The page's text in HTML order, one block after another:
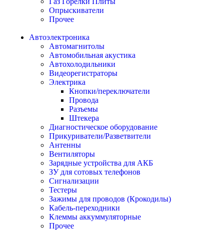
Опрыскиватели
Прочее
Автоэлектроника
Автомагнитолы
Автомобильная акустика
Автохолодильники
Видеорегистраторы
Электрика
Кнопки/переключатели
Провода
Разъемы
Штекера
Диагностическое оборудование
Прикуриватели/Разветвители
Антенны
Вентиляторы
Зарядные устройства для АКБ
ЗУ для сотовых телефонов
Сигнализации
Тестеры
Зажимы для проводов (Крокодилы)
Кабель-переходники
Клеммы аккуммуляторные
Прочее